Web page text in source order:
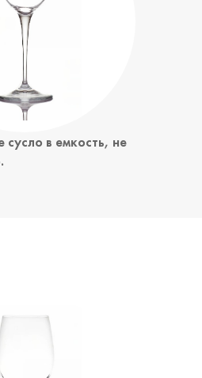
сусло в емкость, не